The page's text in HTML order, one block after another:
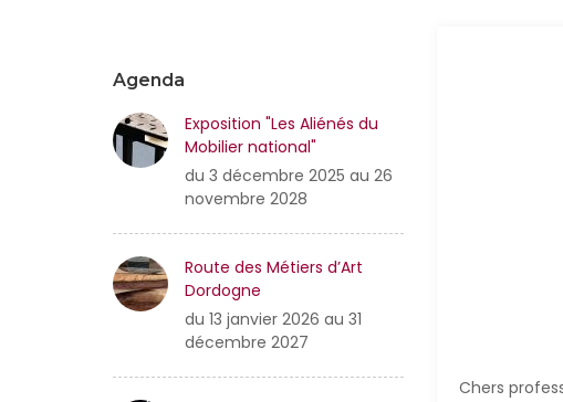
Agenda
Exposition "Les Aliénés du
Mobilier national"
du 3 décembre 2025 au 26
novembre 2028
Route des Métiers d’Art
Dordogne
du 13 janvier 2026 au 31
décembre 2027
Chers